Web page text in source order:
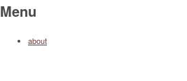
Menu
about